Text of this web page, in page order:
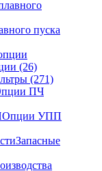
пуска
(26)
(271)
ПЧ
Опции УПП
Запасные